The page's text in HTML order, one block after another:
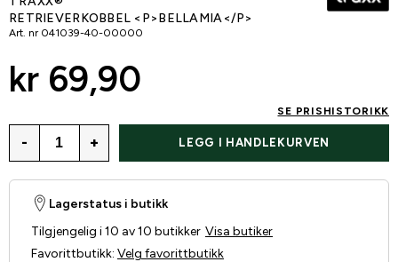
RETRIEVERKOBBEL <P>BELLAMIA</P>
Art. nr 041039-40-00000
kr 69,90
SE PRISHISTORIKK
- + LEGG I HANDLEKURVEN
Lagerstatus i butikk
Tilgjengelig i 10 av 10 butikker Visa butiker
Favorittbutikk: Velg favorittbutikk